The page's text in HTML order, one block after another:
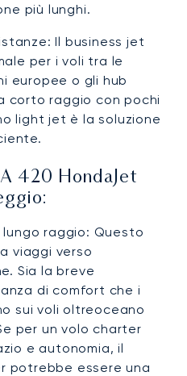
più lunghi.
Il business jet
per i voli tra le
europee o gli hub
corto raggio con pochi
light jet è la soluzione
420 HondaJet
raggio: Questo
viaggi verso
Sia la breve
di comfort che i
sui voli oltreoceano
per un volo charter
e autonomia, il
potrebbe essere una